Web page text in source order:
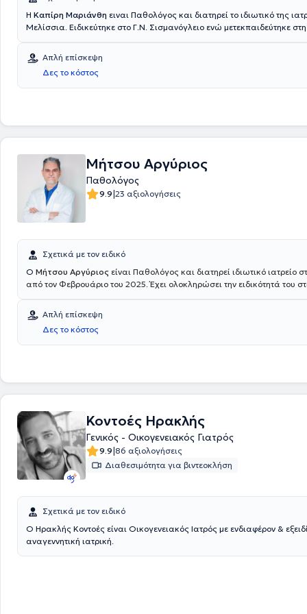
Η Καπίρη Μαριάνθη ειναι Παθολόγος και διατηρεί το ιδιωτικό της
Μελίσσια. Ειδικεύτηκε στο Γ.Ν. Σισμανόγλειο ενώ μετεκπαιδεύτηκε
Γ.Ν. Γεννηματάς καθώς και στη Μονάδα Εντατικής Θεραπείας στο Γ.Ν.
με ενεργή συμμετοχή στο πρόγραμμα εφημεριών. Στο ιατρείο της
περιστατικών αξιοποιώντας την επιστημονική της αρτιότητα και
επίκεντρο την καλύτερη δυνατή εξυπηρέτηση των εξατομικευμένων
Απλή επίσκεψη
Δες το κόστος
Μήτσου Αργύριος
Παθολόγος
9.9|23 αξιολογήσεις
Σχετικά με τον ειδικό
Ο Μήτσου Αργύριος είναι Παθολόγος και διατηρεί ιδιωτικό ιατρείο
από τον Φεβρουάριο του 2025. Έχει ολοκληρώσει την ειδικότητά του
του οικογενειακού ιατρού.
Απλή επίσκεψη
Δες το κόστος
Κοντοές Ηρακλής
Γενικός - Οικογενειακός Γιατρός
9.9|86 αξιολογήσεις
Διαθεσιμότητα για βιντεοκλήση
Σχετικά με τον ειδικό
Ο Ηρακλής Κοντοές είναι Οικογενειακός Ιατρός με ενδιαφέρον &
αναγεννητική ιατρική.